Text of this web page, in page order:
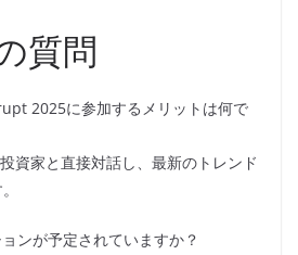
質問
2025に参加するメリットは何で
資家と直接対話し、最新のトレンド
ンが予定されていますか？